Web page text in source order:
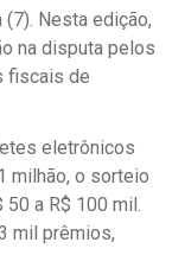
Nesta edição,
na disputa pelos
fiscais de
eletrônicos
milhão, o sorteio
a R$ 100 mil.
mil prêmios,